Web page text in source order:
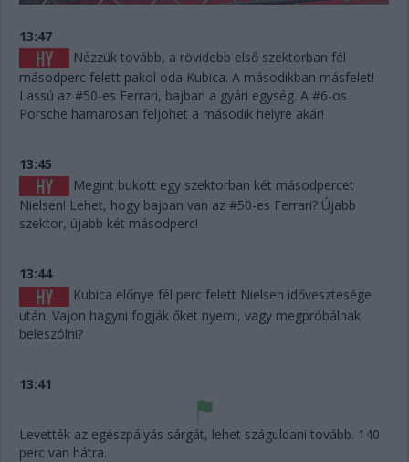
13:47
Nézzük tovább, a rövidebb első szektorban fél
másodperc felett pakol oda Kubica. A másodikban másfelet!
Lassú az #50-es Ferrari, bajban a gyári egység. A #6-os
Porsche hamarosan feljöhet a második helyre akár!
13:45
Megint bukott egy szektorban két másodpercet
Nielsen! Lehet, hogy bajban van az #50-es Ferrari? Újabb
szektor, újabb két másodperc!
13:44
Kubica előnye fél perc felett Nielsen idővesztesége
után. Vajon hagyni fogják őket nyerni, vagy megpróbálnak
beleszólni?
13:41
Levették az egészpályás sárgát, lehet száguldani tovább. 140
perc van hátra.